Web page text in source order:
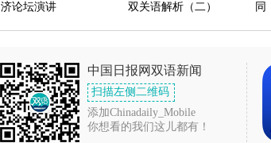
济论坛演讲
双关语解析（二）
同
中国日报网双语新闻
扫描左侧二维码
添加Chinadaily_Mobile
你想看的我们这儿都有！